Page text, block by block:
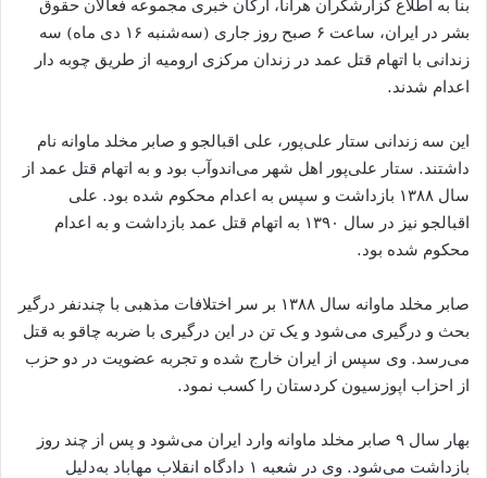
بنا به اطلاع گزارشگران هرانا، ارگان خبری مجموعه فعالان حقوق
بشر در ایران، ساعت ۶ صبح روز جاری (سه‌شنبه ۱۶ دی ماه) سه
زندانی با اتهام قتل عمد در زندان مرکزی ارومیه از طریق چوبه دار
اعدام شدند.
این سه زندانی ستار علی‌پور، علی اقبالجو و صابر مخلد ماوانه نام
داشتند. ‌ستار علی‌پور اهل شهر می‌اندوآب بود و به اتهام قتل عمد از
سال ۱۳۸۸ بازداشت و سپس به اعدام محکوم شده بود. علی
اقبالجو نیز در سال ۱۳۹۰ به اتهام قتل عمد بازداشت و به اعدام
محکوم شده بود.
صابر مخلد ماوانه سال ۱۳۸۸ بر سر اختلافات مذهبی با چندنفر درگیر
بحث و درگیری می‌شود و یک تن در این درگیری با ضربه چاقو به قتل
می‌رسد. وی سپس از ایران خارج شده و تجربه عضویت در دو حزب
از احزاب اپوزسیون کردستان را کسب نمود.
بهار سال ۹ صابر مخلد ماوانه وارد ایران می‌شود و پس از چند روز
بازداشت می‌شود. وی در شعبه ۱ دادگاه انقلاب مهاباد به‌دلیل